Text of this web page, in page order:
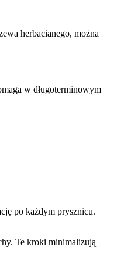
herbacianego, można
w długoterminowym
po każdym prysznicu.
Te kroki minimalizują